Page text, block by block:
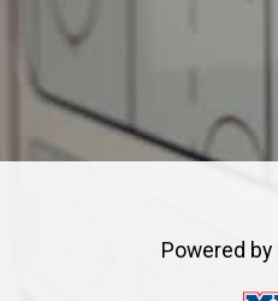
Powered by